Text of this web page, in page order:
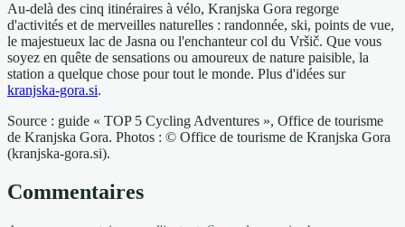
Au-delà des cinq itinéraires à vélo, Kranjska Gora regorge
d'activités et de merveilles naturelles : randonnée, ski, points de vue,
le majestueux lac de Jasna ou l'enchanteur col du Vršič. Que vous
soyez en quête de sensations ou amoureux de nature paisible, la
station a quelque chose pour tout le monde. Plus d'idées sur
kranjska-gora.si.
Source : guide « TOP 5 Cycling Adventures », Office de tourisme
de Kranjska Gora. Photos : © Office de tourisme de Kranjska Gora
(kranjska-gora.si).
Commentaires